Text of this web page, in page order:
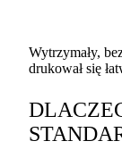
Wytrzymały,
drukował się